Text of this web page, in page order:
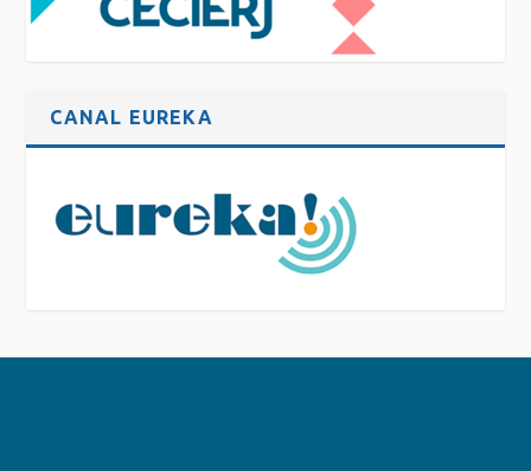
CANAL EUREKA